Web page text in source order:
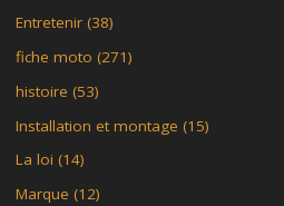
Entretenir(38)
fiche moto (271)
histoire (53)
Installation et montage (15)
La loi (14)
Marque (12)